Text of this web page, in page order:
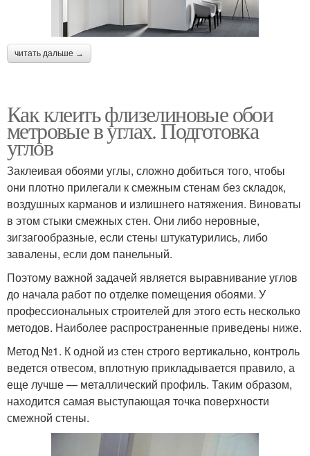
читать дальше →
Как клеить флизелиновые обои
метровые в углах. Подготовка
углов
Заклеивая обоями углы, сложно добиться того, чтобы
они плотно прилегали к смежным стенам без складок,
воздушных карманов и излишнего натяжения. Виноваты
в этом стыки смежных стен. Они либо неровные,
зигзагообразные, если стены штукатурились, либо
завалены, если дом панельный.
Поэтому важной задачей является выравнивание углов
до начала работ по отделке помещения обоями. У
профессиональных строителей для этого есть несколько
методов. Наиболее распространенные приведены ниже.
Метод №1. К одной из стен строго вертикально, контроль
ведется отвесом, вплотную прикладывается правило, а
еще лучше — металлический профиль. Таким образом,
находится самая выступающая точка поверхности
смежной стены.